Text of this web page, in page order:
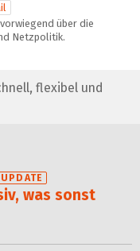
über die
Netzpolitik.
flexibel und
UPDATE
was sonst